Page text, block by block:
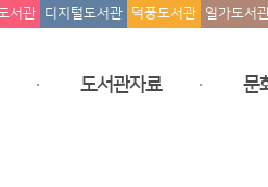
서관 디지털도서관 덕풍도서관 일가도서
도서관자료 문